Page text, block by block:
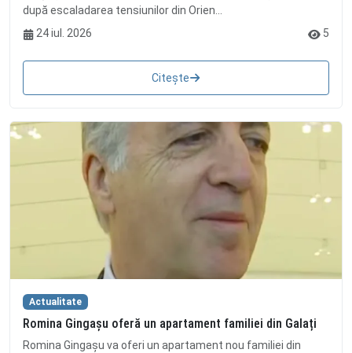
după escaladarea tensiunilor din Orien...
24 iul. 2026
5
Citește
Actualitate
Romina Gingașu oferă un apartament familiei din Galați
Romina Gingașu va oferi un apartament nou familiei din